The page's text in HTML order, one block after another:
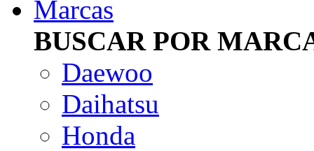
Marcas
BUSCAR POR
Daewoo
Daihatsu
Honda